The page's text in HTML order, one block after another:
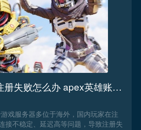
apex英雄账号注册失败怎么办 apex英雄账号注册失败解决办法
戏服务器多位于海外，国内玩家在注
接不稳定、延迟高等问题，导致注册失